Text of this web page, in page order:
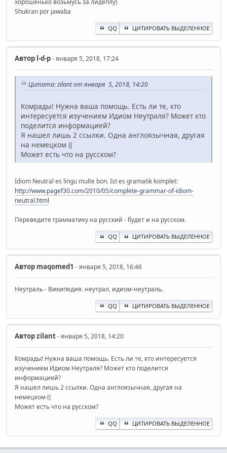
Shukran por jawaba
QQ ЦИТИРОВАТЬ ВЫДЕЛЕННОЕ
Автор l-d-p- января 5, 2018, 17:24
Цитата: zilant от января 5, 2018, 14:20
Комрады! Нужна ваша помощь. Есть ли те, кто
интересуется изучением Идиом Неутраля? Может кто
поделится информацией?
Я нашел лишь 2 ссылки. Одна англоязычная, другая
на немецком ((
Может есть что на русском?
Idiom Neutral es lingu multe bon. Ist es gramatik komplet:
http://www.pagef30.com/2010/05/complete-grammar-of-idiom-
neutral.html
Переведите грамматику на русский - будет и на русском.
QQ ЦИТИРОВАТЬ ВЫДЕЛЕННОЕ
Автор maqomed1 - января 5, 2018, 16:46
Неутраль - Википедия. неутрал, идиом-неутраль.
QQ ЦИТИРОВАТЬ ВЫДЕЛЕННОЕ
Авторzilant- января 5, 2018, 14:20
Комрады! Нужна ваша помощь. Есть ли те, кто интересуется
изучением Идиом Неутраля? Может кто поделится
информацией?
Я нашел лишь 2 ссылки. Одна англоязычная, другая на
немецком ((
Может есть что на русском?
QQ ЦИТИРОВАТЬ ВЫДЕЛЕННОЕ